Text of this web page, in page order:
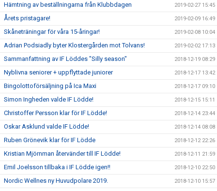
Hämtning av beställningarna från Klubbdagen 2019-02-27 15:45
Årets pristagare! 2019-02-09 16:49
Skåneträningar för våra 15-åringar! 2019-02-08 10:04
Adrian Podsiadly byter Klostergården mot Tolvans! 2019-02-02 17:13
Sammanfattning av IF Löddes "Silly season" 2018-12-19 08:29
Nyblivna seniorer + uppflyttade juniorer 2018-12-17 13:42
Bingolottoförsäljning på Ica Maxi 2018-12-17 09:10
Simon Ingheden valde IF Lödde! 2018-12-15 15:11
Christoffer Persson klar för IF Lödde! 2018-12-14 23:44
Oskar Asklund valde IF Lödde! 2018-12-14 08:08
Ruben Grönevik klar för IF Lödde 2018-12-12 22:26
Kristian Mjörnman återvänder till IF Lödde! 2018-12-11 21:59
Emil Joelsson tillbaka i IF Lödde igen!! 2018-12-10 22:50
Nordic Wellnes ny Huvudpolare 2019. 2018-12-10 15:57